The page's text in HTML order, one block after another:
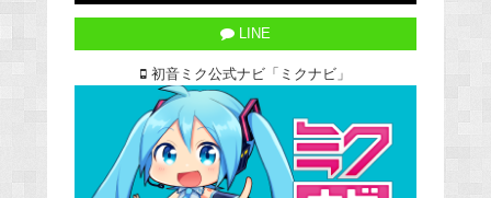
LINE
初音ミク公式ナビ「ミクナビ」